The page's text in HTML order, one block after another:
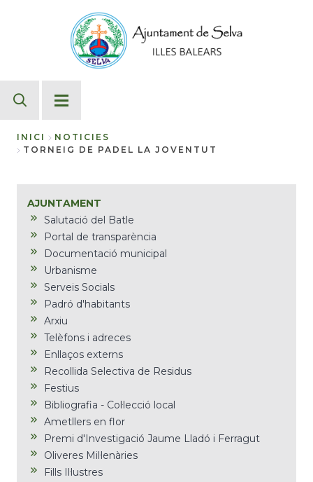
d'Ariadna
INICI
NOTICIES
TORNEIG DE PADEL LA JOVENTUT
AJUNTAMENT
Salutació del Batle
Portal de transparència
Documentació municipal
Urbanisme
Serveis Socials
Padró d'habitants
Arxiu
Telèfons i adreces
Enllaços externs
Recollida Selectiva de Residus
Festius
Bibliografia - Col·lecció local
Ametllers en flor
Premi d'Investigació Jaume Lladó i Ferragut
Oliveres Mil·lenàries
Fills Il·lustres